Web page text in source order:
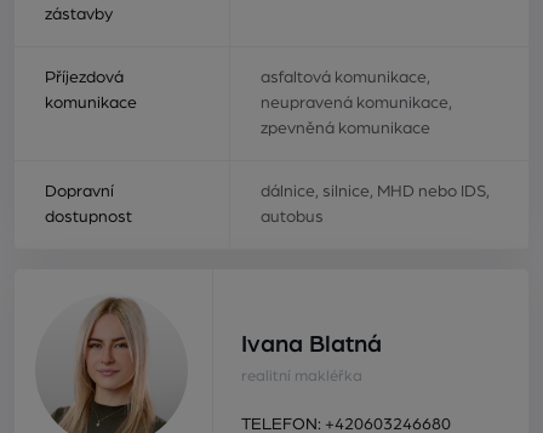
zástavby
Příjezdová
komunikace
asfaltová komunikace,
neupravená komunikace,
zpevněná komunikace
Dopravní
dostupnost
dálnice, silnice, MHD nebo IDS,
autobus
Ivana Blatná
realitní makléřka
TELEFON: +420603246680